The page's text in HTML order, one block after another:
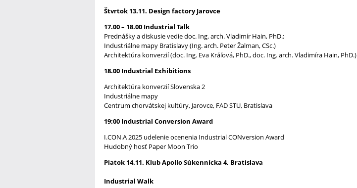
Štvrtok 13.11. Design factory Jarovce
17.00 – 18.00 Industrial Talk
Prednášky a diskusie vedie doc. Ing. arch. Vladimír Hain, PhD.:
Industriálne mapy Bratislavy (Ing. arch. Peter Žalman, CSc.)
Architektúra konverzií (doc. Ing. Eva Kráľová, PhD., doc. Ing. arch. Vladimíra Hain, PhD.)
18.00 Industrial Exhibitions
Architektúra konverzií Slovenska 2
Industriálne mapy
Centrum chorvátskej kultúry, Jarovce, FAD STU, Bratislava
19:00 Industrial Conversion Award
I.CON.A 2025 udelenie ocenenia Industrial CONversion Award
Hudobný hosť Paper Moon Trio
Piatok 14.11. Klub Apollo Súkennícka 4, Bratislava
Industrial Walk